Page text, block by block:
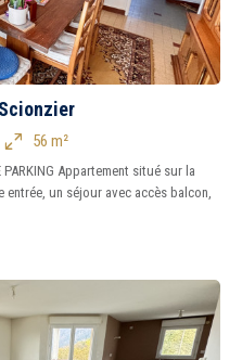
56 m²
PARKING Appartement situé sur la
entrée, un séjour avec accès balcon,